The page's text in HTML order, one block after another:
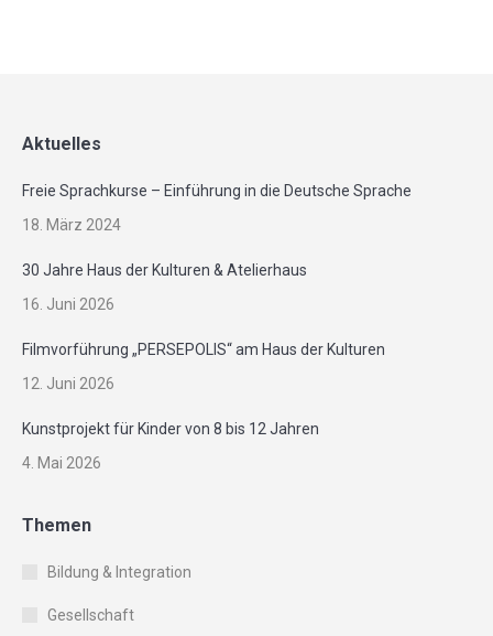
Aktuelles
Freie Sprachkurse – Einführung in die Deutsche Sprache
18. März 2024
30 Jahre Haus der Kulturen & Atelierhaus
16. Juni 2026
Filmvorführung „PERSEPOLIS“ am Haus der Kulturen
12. Juni 2026
Kunstprojekt für Kinder von 8 bis 12 Jahren
4. Mai 2026
Themen
Bildung & Integration
Gesellschaft